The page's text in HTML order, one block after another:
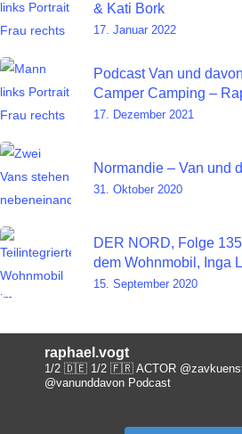
& Kati Bork
17. Januar 2022
Podcast Van und
Camper Camping –
17. Dezember 2021
Normandie – Van und
31. Oktober 2020
DER NORD, Folge
dem Wohnmobil, Inga
15. September 2020
raphael.vogt
1/2 🇩🇪 1/2 🇫🇷 ACTOR
@vanunddavon Podcast